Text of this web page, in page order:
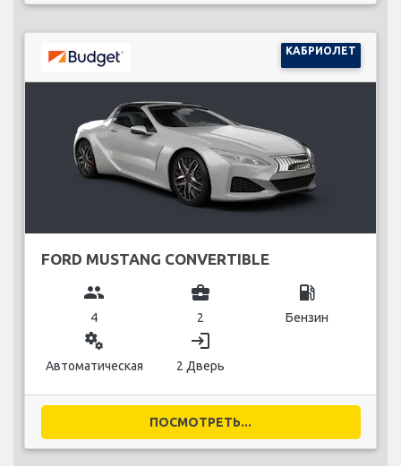
КАБРИОЛЕТ
FORD MUSTANG CONVERTIBLE
group
4
business_center
2
local_gas_station
Бензин
miscellaneous_services
Автоматическая
login
2 Дверь
ПОСМОТРЕТЬ...